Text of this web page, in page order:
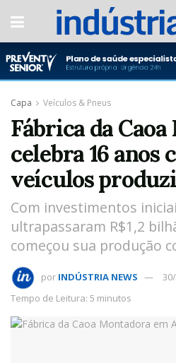
Capa Veículos & Pneus
Fábrica da
celebra 16 anos
veículos
Com investimentos
ultrapassaram R$1,2
começou sua produção
por INDÚSTRIA NEWS
Tempo de Leitura: 5 minutos